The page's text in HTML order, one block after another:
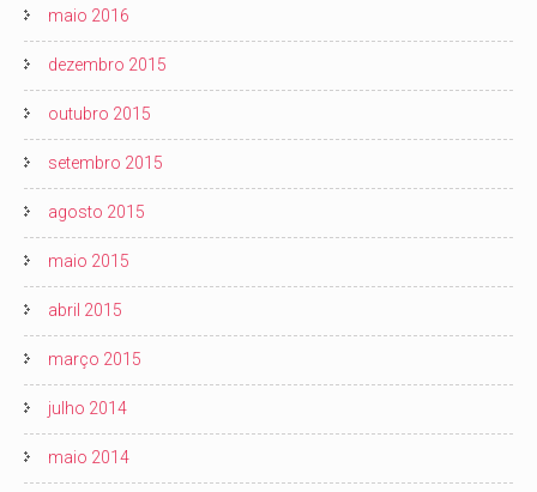
maio 2016
dezembro 2015
outubro 2015
setembro 2015
agosto 2015
maio 2015
abril 2015
março 2015
julho 2014
maio 2014